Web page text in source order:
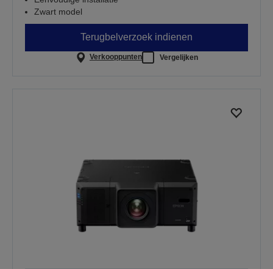
Zwart model
Terugbelverzoek indienen
Verkooppunten Vergelijken